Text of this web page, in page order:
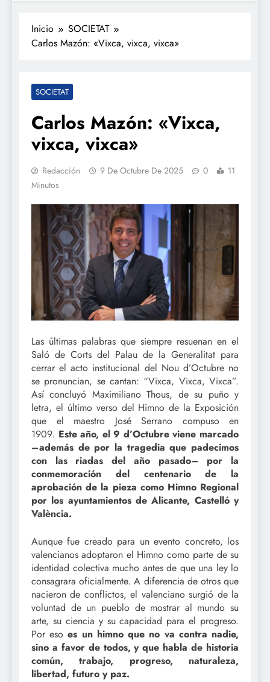
Inicio
SOCIETAT
Carlos Mazón: «Vixca, vixca, vixca»
SOCIETAT
Carlos Mazón: «Vixca,
vixca, vixca»
Redacción 9 De Octubre De 2025 0
11
Minutos
Las últimas palabras que siempre resuenan en el
Saló de Corts del Palau de la Generalitat para
cerrar el acto institucional del Nou d’Octubre no
se pronuncian, se cantan: “Vixca, Vixca, Vixca”.
Así concluyó Maximiliano Thous, de su puño y
letra, el último verso del Himno de la Exposición
que el maestro José Serrano compuso en
1909. Este año, el 9 d’Octubre viene marcado
–además de por la tragedia que padecimos
con las riadas del año pasado– por la
conmemoración del centenario de la
aprobación de la pieza como Himno Regional
por los ayuntamientos de Alicante, Castelló y
València.
Aunque fue creado para un evento concreto, los
valencianos adoptaron el Himno como parte de su
identidad colectiva mucho antes de que una ley lo
consagrara oficialmente. A diferencia de otros que
nacieron de conflictos, el valenciano surgió de la
voluntad de un pueblo de mostrar al mundo su
arte, su ciencia y su capacidad para el progreso.
Por esoes un himno que no va contra nadie,
sino a favor de todos, y que habla de historia
común, trabajo, progreso, naturaleza,
libertad, futuro y paz.